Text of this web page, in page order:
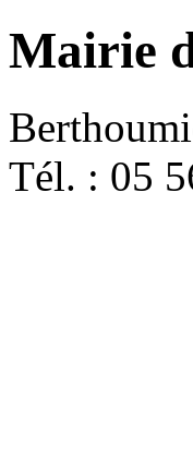
Mairie
Tél. : 05